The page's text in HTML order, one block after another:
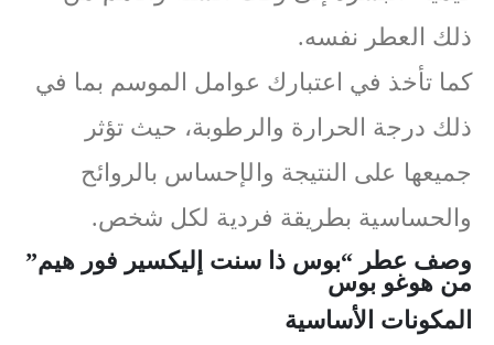
ذلك العطر نفسه.
كما تأخذ في اعتبارك عوامل الموسم بما في
ذلك درجة الحرارة والرطوبة، حيث تؤثر
جميعها على النتيجة والإحساس بالروائح
والحساسية بطريقة فردية لكل شخص.
وصف عطر “بوس ذا سنت إليكسير فور هيم”
من هوغو بوس
المكونات الأساسية